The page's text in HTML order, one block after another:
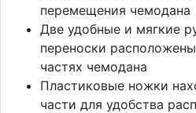
перемещения чемодана
Две удобные и мягкие
переноски
частях чемодана
Пластиковые ножки
части для удобства